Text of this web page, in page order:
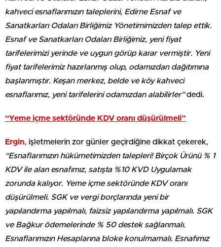
kahveci esnaflarımızın taleplerini, Edirne Esnaf ve
Sanatkarları Odaları Birliğimiz Yönetimimizden talep ettik.
Esnaf ve Sanatkarları Odaları Birliğimiz, yeni fiyat
tarifelerimizi yerinde ve uygun görüp karar vermiştir. Yeni
fiyat tarifelerimiz hazırlanmış olup, odamızdan dağıtımına
başlanmıştır. Keşan merkez, belde ve köy kahveci
esnaflarımız, yeni tarifelerini odamızdan alabilirler”dedi.
“Yeme içme sektöründe KDV oranı düşürülmeli”
Ergin, işletmelerin zor günler geçirdiğine dikkat çekerek,
“Esnaflarımızın hükümetimizden talepleri! Birçok Ürünü % 1
KDV ile alan esnafımız, satışta %10 KVD Uygulamak
zorunda kalıyor. Yeme içme sektöründe KDV oranı
düşürülmeli. SGK ve vergi borçlarında yeni bir
yapılandırma yapılmalı, faizsiz yapılandırma yapılmalı. SGK
ve Bağkur ödemelerinde % 50 destek sağlanmalı.
Esnaflarımızın Hesaplarına bloke konulmamalı. Esnafımız